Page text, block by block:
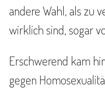
andere Wahl, als zu
wirklich sind, sogar
Erschwerend kam
gegen